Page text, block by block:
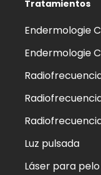
Tratamientos
Endermologie
Endermologie
Luz pulsada
Láser para pelo